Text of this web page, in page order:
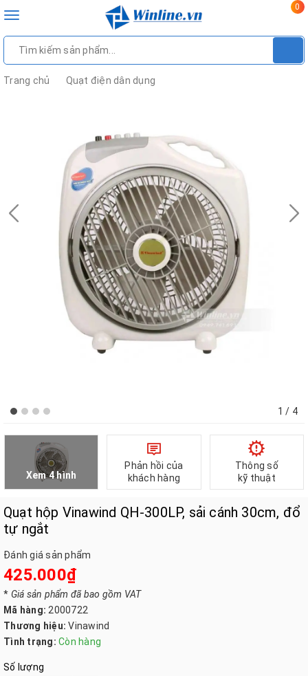
Toggle
0
Trang chủ Quạt điện dân dụng
1 / 4
Xem 4 hình
Phản hồi của
khách hàng
Thông số
kỹ thuật
Quạt hộp Vinawind QH-300LP, sải cánh 30cm, đổ
tự ngắt
Đánh giá sản phẩm
425.000₫
* Giá sản phẩm đã bao gồm VAT
Mã hàng: 2000722
Thương hiệu: Vinawind
Tình trạng: Còn hàng
Số lượng